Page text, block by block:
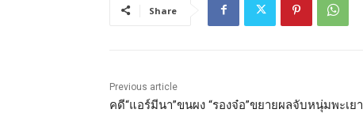
Share
Previous article
คดี“แอร์มีนา”ขนผง “รองจ๋อ”ขยายผลจับหนุ่มพะเยา